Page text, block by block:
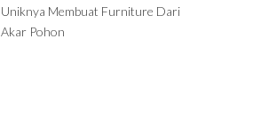
Uniknya Membuat Furniture Dari
Akar Pohon